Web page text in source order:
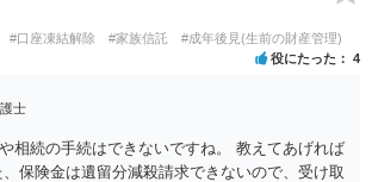
#口座凍結解除 #家族信託 #成年後見(生前の財産管理)
役にたった 4
士
相続の手続はできないですね。 教えてあげれば
保険金は遺留分減殺請求できないので、受け取